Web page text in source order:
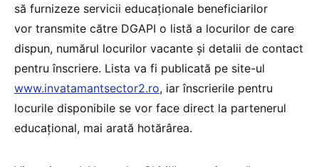
să furnizeze servicii educaţionale beneficiarilor
vor transmite către DGAPI o listă a locurilor de care
dispun, numărul locurilor vacante şi detalii de contact
pentru înscriere. Lista va fi publicată pe site-ul
www.invatamantsector2.ro, iar înscrierile pentru
locurile disponibile se vor face direct la partenerul
educaţional, mai arată hotărârea.